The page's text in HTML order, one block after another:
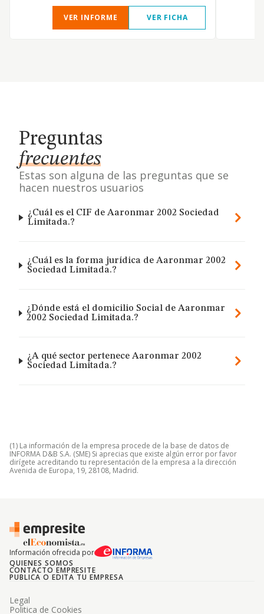
VER INFORME VER FICHA
Preguntas
frecuentes
Estas son alguna de las preguntas que se
hacen nuestros usuarios
¿Cuál es el CIF de Aaronmar 2002 Sociedad
Limitada.?
¿Cuál es la forma jurídica de Aaronmar 2002
Sociedad Limitada.?
¿Dónde está el domicilio Social de Aaronmar
2002 Sociedad Limitada.?
¿A qué sector pertenece Aaronmar 2002
Sociedad Limitada.?
(1) La información de la empresa procede de la base de datos de
INFORMA D&B S.A. (SME) Si aprecias que existe algún error por favor
dirígete acreditando tu representación de la empresa a la dirección
Avenida de Europa, 19, 28108, Madrid.
Información ofrecida por
QUIENES SOMOS
CONTACTO EMPRESITE
PUBLICA O EDITA TU EMPRESA
Legal
Politica de Cookies